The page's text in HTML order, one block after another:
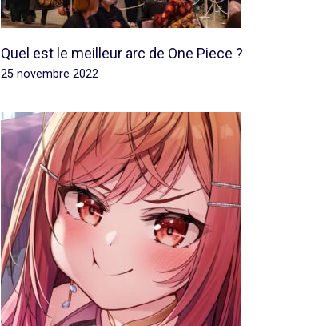
Quel est le meilleur arc de One Piece ?
25 novembre 2022